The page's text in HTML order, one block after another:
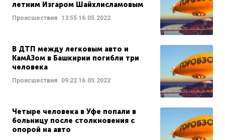
летним Изгаром Шайхлисламовым
Происшествия 13:55 16.05.2022
В ДТП между легковым авто и
КамАЗом в Башкирии погибли три
человека
Происшествия 09:22 16.05.2022
Четыре человека в Уфе попали в
больницу после столкновения с
опорой на авто